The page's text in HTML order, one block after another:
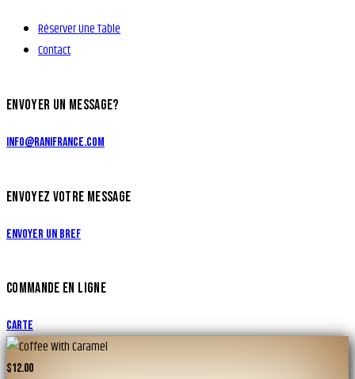
Réserver Une Table
Contact
ENVOYER UN MESSAGE?
info@ranifrance.com
ENVOYEZ VOTRE MESSAGE
Envoyer un bref
COMMANDE EN LIGNE
Carte
$12.00